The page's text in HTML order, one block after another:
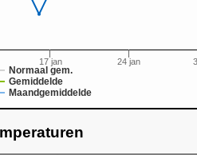
Normaal gem.
Gemiddelde
Maandgemiddelde
17 jan 24 jan